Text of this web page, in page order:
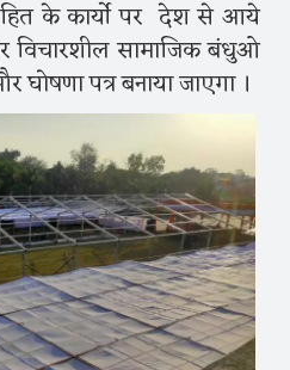
के कार्यो पर देश से आये
विचारशील सामाजिक बंधुओ
घोषणा पत्र बनाया जाएगा ।